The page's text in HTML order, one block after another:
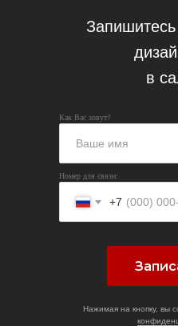
Как Вас зовут?
Номер для связи:
+7
Запишитесь
в
Нажимая на кнопку, вы